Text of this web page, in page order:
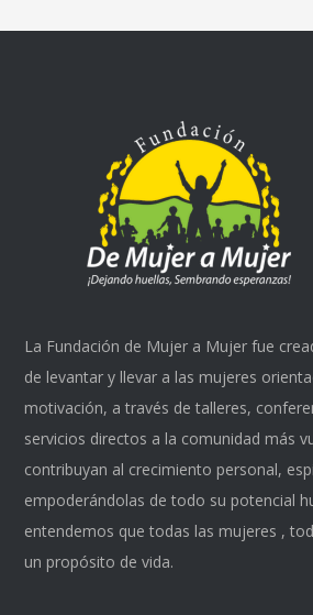
La Fundación de Mujer a Mujer fue
de levantar y llevar a las mujeres
motivación, a través de talleres,
servicios directos a la comunidad más
contribuyan al crecimiento personal,
empoderándolas de todo su potencial
entendemos que todas las mujeres ,
un propósito de vida.